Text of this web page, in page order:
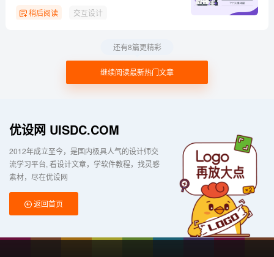
稍后阅读 交互设计
继续阅读最新热门文章
还有8篇更精彩
优设网 UISDC.COM
2012年成立至今，是国内极具人气的设计师交
流学习平台 看设计文章，学软件教程，找灵感
素材，尽在优设网
返回首页